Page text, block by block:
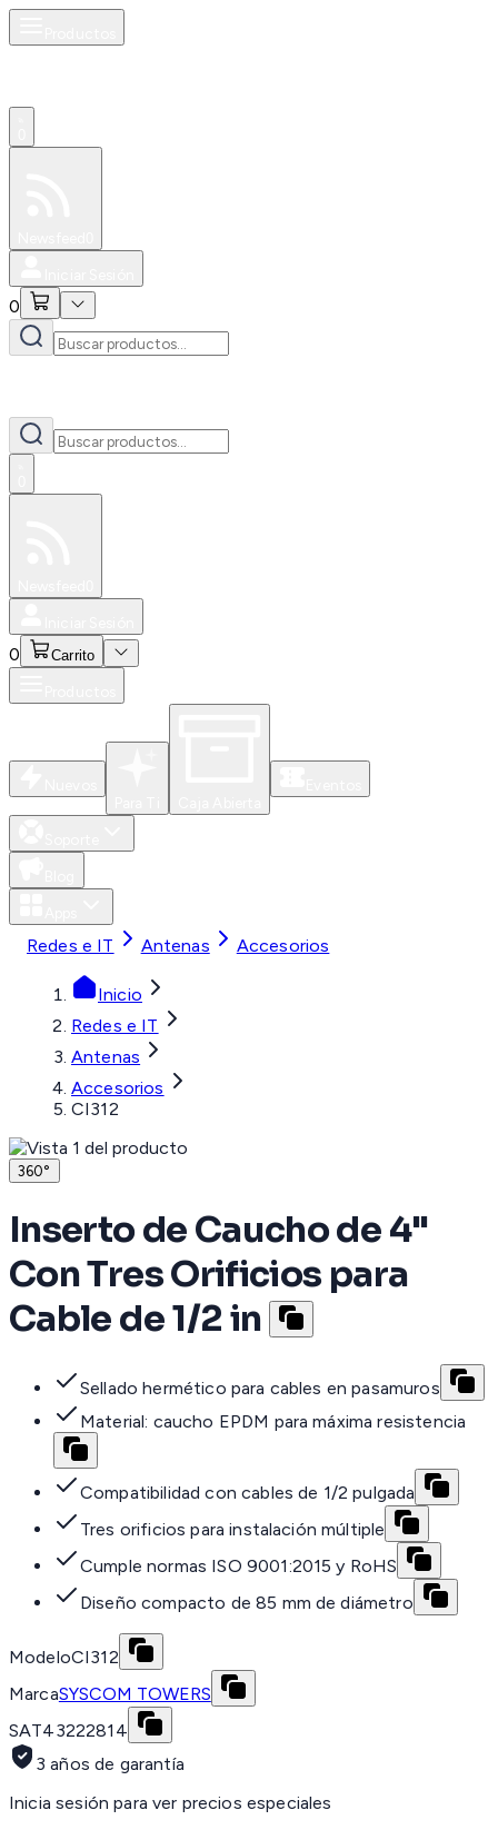
0
0 Carrito
Redes e IT Antenas Accesorios
Inicio
Redes e IT
Antenas
Accesorios
CI312
360°
Inserto de Caucho de 4"
Con Tres Orificios para
Cable de 1/2 in
Sellado hermético para cables en pasamuros
Material: caucho EPDM para máxima resistencia
Compatibilidad con cables de 1/2 pulgada
Tres orificios para instalación múltiple
Cumple normas ISO 9001:2015 y RoHS
Diseño compacto de 85 mm de diámetro
ModeloCI312
MarcaSYSCOM TOWERS
SAT43222814
3 años de garantía
Inicia sesión para ver precios especiales